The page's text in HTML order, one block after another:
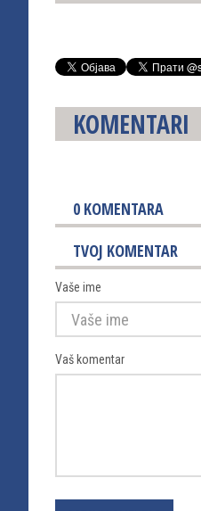
KOMENTARI
0 KOMENTARA
TVOJ KOMENTAR
Vaše ime
Vaš komentar